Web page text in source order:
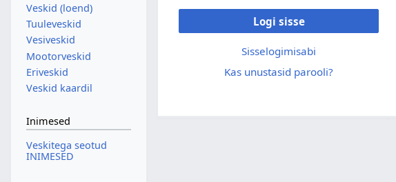
Logi sisse
Sisselogimisabi
Kas unustasid parooli?
Veskid (loend)
Tuuleveskid
Vesiveskid
Mootorveskid
Eriveskid
Veskid kaardil
Inimesed
Veskitega seotud
INIMESED